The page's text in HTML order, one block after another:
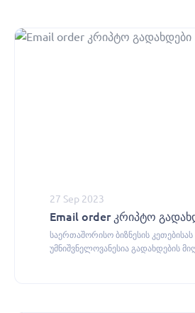
Email order კრიპტო
საერთაშორისო ბიზნესის კეთებისას
უმნიშვნელოვანესია გადახდების
27 Sep 2023